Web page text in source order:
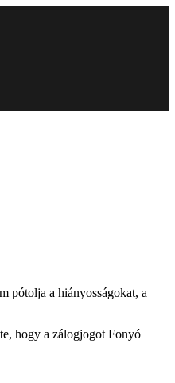
pótolja a hiányosságokat, a
hogy a zálogjogot Fonyó